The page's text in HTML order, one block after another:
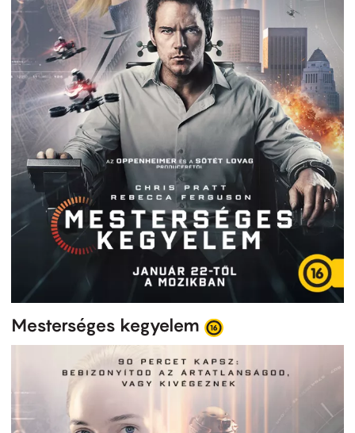
Mesterséges kegyelem